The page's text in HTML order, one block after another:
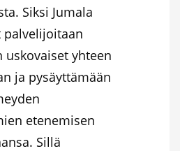
Siksi Jumala
palvelijoitaan
uskovaiset yhteen
ja pysäyttämään
etenemisen
Sillä